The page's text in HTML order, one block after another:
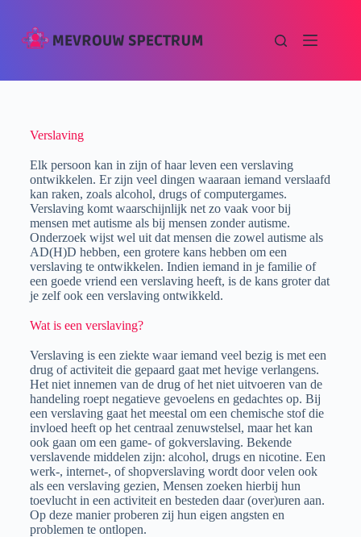
Verslaving
Elk persoon kan in zijn of haar leven een verslaving
ontwikkelen. Er zijn veel dingen waaraan iemand verslaafd
kan raken, zoals alcohol, drugs of computergames.
Verslaving komt waarschijnlijk net zo vaak voor bij
mensen met autisme als bij mensen zonder autisme.
Onderzoek wijst wel uit dat mensen die zowel autisme als
AD(H)D hebben, een grotere kans hebben om een
verslaving te ontwikkelen. Indien iemand in je familie of
een goede vriend een verslaving heeft, is de kans groter dat
je zelf ook een verslaving ontwikkeld.
Wat is een verslaving?
Verslaving is een ziekte waar iemand veel bezig is met een
drug of activiteit die gepaard gaat met hevige verlangens.
Het niet innemen van de drug of het niet uitvoeren van de
handeling roept negatieve gevoelens en gedachtes op. Bij
een verslaving gaat het meestal om een chemische stof die
invloed heeft op het centraal zenuwstelsel, maar het kan
ook gaan om een game- of gokverslaving. Bekende
verslavende middelen zijn: alcohol, drugs en nicotine. Een
werk-, internet-, of shopverslaving wordt door velen ook
als een verslaving gezien, Mensen zoeken hierbij hun
toevlucht in een activiteit en besteden daar (over)uren aan.
Op deze manier proberen zij hun eigen angsten en
problemen te ontlopen.